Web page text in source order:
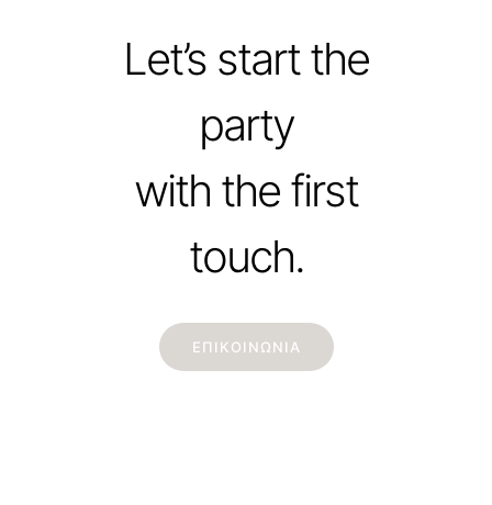
Let’s start the
party
with the first
touch.
ΕΠΙΚΟΙΝΩΝΙΑ